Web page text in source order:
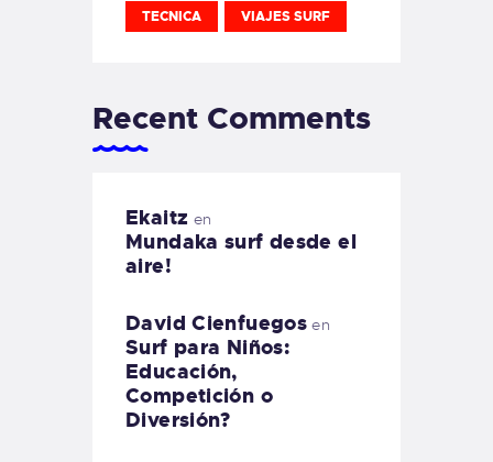
TECNICA VIAJES SURF
Recent Comments
Ekaitz en
Mundaka surf desde el
aire!
David Cienfuegos en
Surf para Niños:
Educación,
Competición o
Diversión?